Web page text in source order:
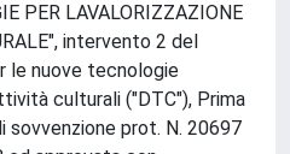
PER LAVALORIZZAZIONE
intervento 2 del
le nuove tecnologie
culturali ("DTC"), Prima
sovvenzione prot. N. 20697